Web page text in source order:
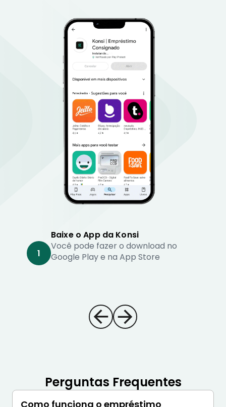
1
Baixe o App da Konsi
Você pode fazer o download no
Google Play e na App Store
Perguntas Frequentes
Como funciona o empréstimo